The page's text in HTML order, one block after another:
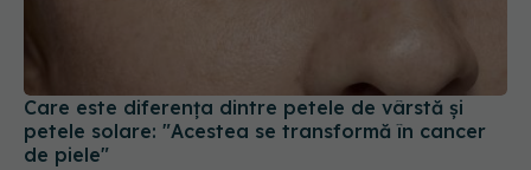
Care este diferența dintre petele de vârstă și
petele solare: "Acestea se transformă în cancer
de piele"